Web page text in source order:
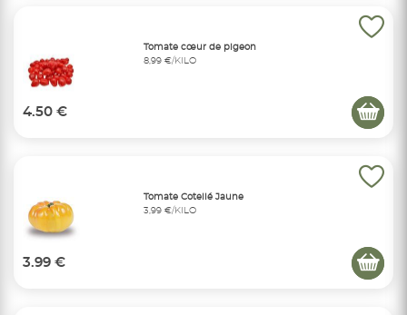
Tomate cœur de pigeon
8,99 €/KILO
4.50 €
Tomate Cotellé Jaune
3,99 €/KILO
3.99 €